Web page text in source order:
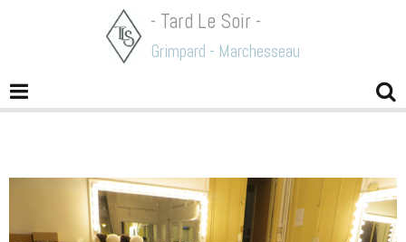
- Tard Le Soir -
Grimpard - Marchesseau